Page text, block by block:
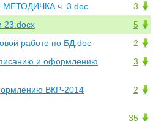
3
ч. 3.doc
5
23.docx
2
работе по БД.doc
3
и оформлению
2
ВКР-2014
35